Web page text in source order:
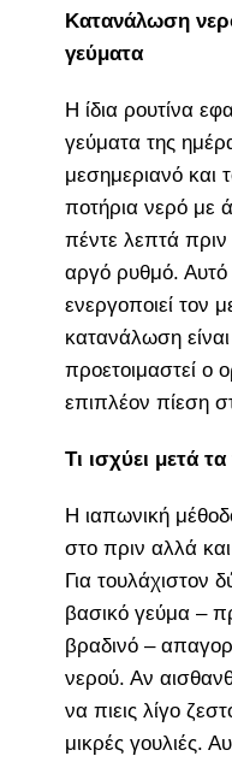
Κατανάλωση
γεύματα
Η ίδια ρουτίνα
γεύματα της
μεσημεριανό και
ποτήρια νερό με
πέντε λεπτά
αργό ρυθμό.
ενεργοποιεί τον
κατανάλωση
προετοιμαστεί ο
επιπλέον πίεση
Τι ισχύει μετά
Η ιαπωνική
στο πριν αλλά
Για τουλάχιστον
βασικό γεύμα –
βραδινό –
νερού. Αν
να πιεις λίγο
μικρές γουλιές.